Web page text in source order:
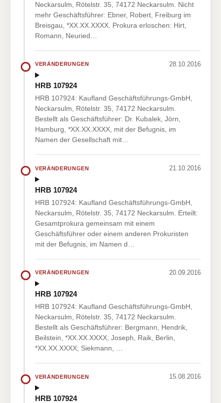
Neckarsulm, Rötelstr. 35, 74172 Neckarsulm. Nicht
mehr Geschäftsführer: Ebner, Robert, Freiburg im
Breisgau, *XX.XX.XXXX. Prokura erloschen: Hirt,
Romann, Neuried…
VERÄNDERUNGEN 28.10.2016
HRB 107924
HRB 107924: Kaufland Geschäftsführungs-GmbH,
Neckarsulm, Rötelstr. 35, 74172 Neckarsulm.
Bestellt als Geschäftsführer: Dr. Kubalek, Jörn,
Hamburg, *XX.XX.XXXX, mit der Befugnis, im
Namen der Gesellschaft mit…
VERÄNDERUNGEN 21.10.2016
HRB 107924
HRB 107924: Kaufland Geschäftsführungs-GmbH,
Neckarsulm, Rötelstr. 35, 74172 Neckarsulm. Erteilt:
Gesamtprokura gemeinsam mit einem
Geschäftsführer oder einem anderen Prokuristen
mit der Befugnis, im Namen d…
VERÄNDERUNGEN 20.09.2016
HRB 107924
HRB 107924: Kaufland Geschäftsführungs-GmbH,
Neckarsulm, Rötelstr. 35, 74172 Neckarsulm.
Bestellt als Geschäftsführer: Bergmann, Hendrik,
Beilstein, *XX.XX.XXXX; Joseph, Raik, Berlin,
*XX.XX.XXXX; Siekmann, …
VERÄNDERUNGEN 15.08.2016
HRB 107924